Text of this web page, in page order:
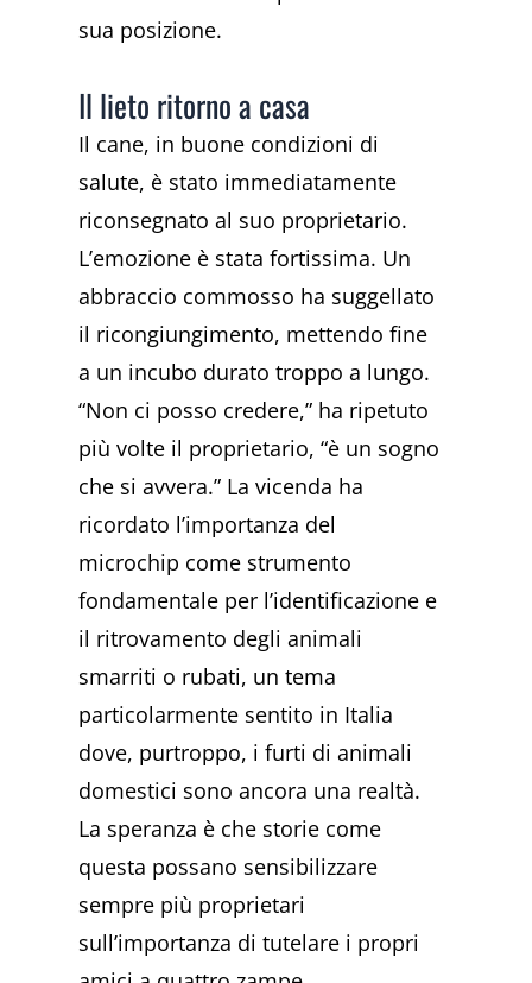
sua posizione.
Il lieto ritorno a casa
Il cane, in buone condizioni di
salute, è stato immediatamente
riconsegnato al suo proprietario.
L’emozione è stata fortissima. Un
abbraccio commosso ha suggellato
il ricongiungimento, mettendo fine
a un incubo durato troppo a lungo.
“Non ci posso credere,” ha ripetuto
più volte il proprietario, “è un sogno
che si avvera.” La vicenda ha
ricordato l’importanza del
microchip come strumento
fondamentale per l’identificazione e
il ritrovamento degli animali
smarriti o rubati, un tema
particolarmente sentito in Italia
dove, purtroppo, i furti di animali
domestici sono ancora una realtà.
La speranza è che storie come
questa possano sensibilizzare
sempre più proprietari
sull’importanza di tutelare i propri